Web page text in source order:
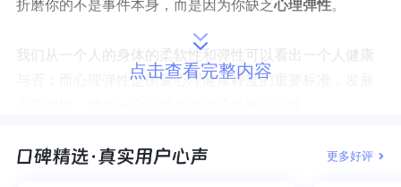
折磨你的不是事件本身， 而是因为你缺乏心理弹性。
我们 从 一个人的 身体的柔软性和弹性可以看出一个人健康
心理弹性是衡量心理健康程度的重要标准，发展
电影《肖申克的救赎》中，主人公蒙冤遭受牢狱之灾，身
点击查看完整内容
更多好评